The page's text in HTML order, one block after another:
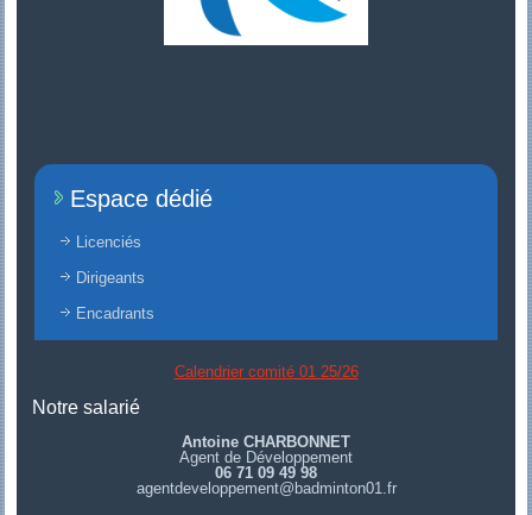
Espace dédié
Licenciés
Dirigeants
Encadrants
Calendrier comité 01 25/26
Notre salarié
Antoine CHARBONNET
Agent de Développement
06 71 09 49 98
agentdeveloppement@badminton01.fr